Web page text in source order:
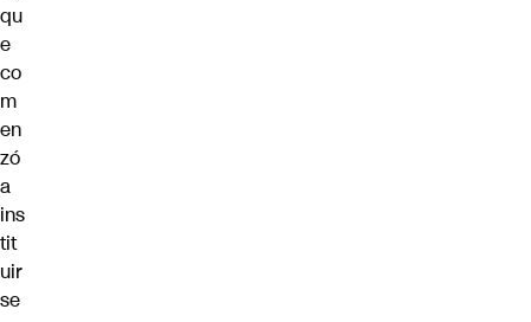
qu
e
co
m
en
zó
a
ins
tit
uir
se